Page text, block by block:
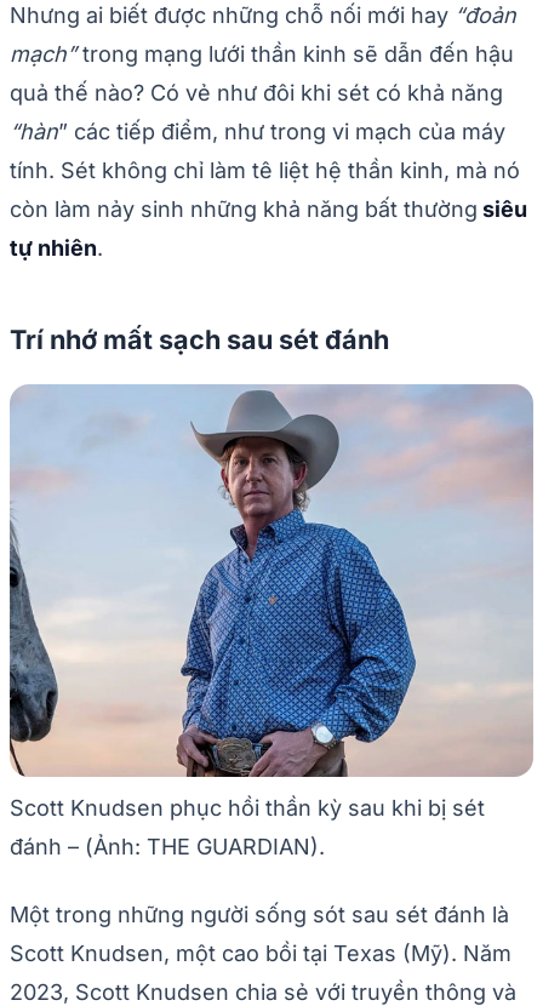
Nhưng ai biết được những chỗ nối mới hay “đoản
mạch”trong mạng lưới thần kinh sẽ dẫn đến hậu
quả thế nào? Có vẻ như đôi khi sét có khả năng
“hàn” các tiếp điểm, như trong vi mạch của máy
tính. Sét không chỉ làm tê liệt hệ thần kinh, mà nó
còn làm nảy sinh những khả năng bất thường siêu
tự nhiên.
Trí nhớ mất sạch sau sét đánh
Scott Knudsen phục hồi thần kỳ sau khi bị sét
đánh – (Ảnh: THE GUARDIAN).
Một trong những người sống sót sau sét đánh là
Scott Knudsen, một cao bồi tại Texas (Mỹ). Năm
2023, Scott Knudsen chia sẻ với truyền thông và